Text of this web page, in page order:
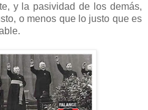
y la pasividad de los demás,
o menos que lo justo que es